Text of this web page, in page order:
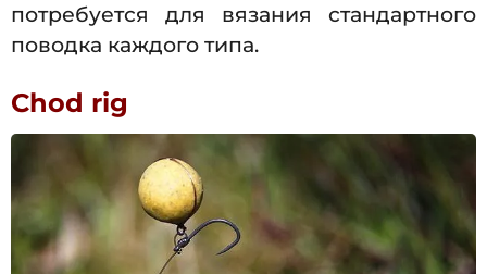
потребуется для вязания стандартного
поводка каждого типа.
Chod rig